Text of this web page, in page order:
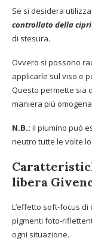
Se si desidera
controllato della
di stesura.
Ovvero si possono
applicarle sul viso e
Questo permette sia
maniera più
N.B.: il piumino può
neutro tutte le volte
libera
L’effetto soft-focus
pigmenti foto-
ogni situazione.